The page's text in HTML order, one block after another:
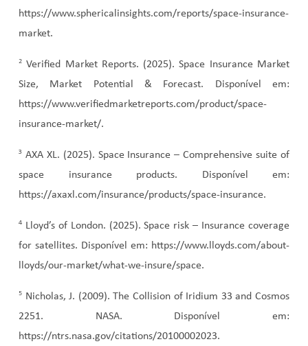
https://www.sphericalinsights.com/reports/space-insurance-
market.
²Verified Market Reports. (2025). Space Insurance Market
Size, Market Potential & Forecast. Disponível em:
https://www.verifiedmarketreports.com/product/space-
insurance-market/.
³ AXA XL. (2025). Space Insurance – Comprehensive suite of
space insurance products. Disponível em:
https://axaxl.com/insurance/products/space-insurance.
⁴ Lloyd’s of London. (2025). Space risk – Insurance coverage
for satellites. Disponível em: https://www.lloyds.com/about-
lloyds/our-market/what-we-insure/space.
⁵ Nicholas, J. (2009). The Collision of Iridium 33 and Cosmos
2251. NASA. Disponível em:
https://ntrs.nasa.gov/citations/20100002023.